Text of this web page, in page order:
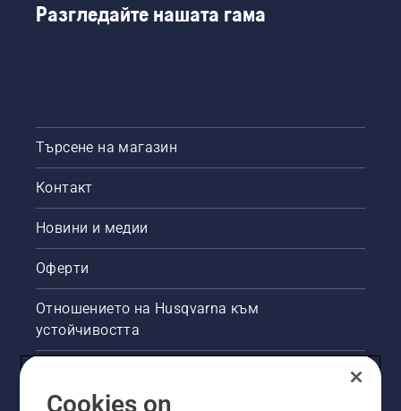
Разгледайте нашата гама
Търсене на магазин
Контакт
Новини и медии
Оферти
Отношението на Husqvarna към
устойчивостта
Cookies on